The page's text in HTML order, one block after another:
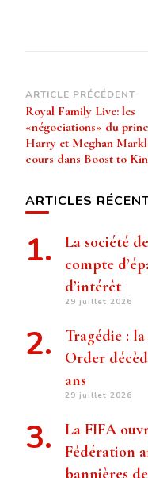
Navigation
d’article
ARTICLE PRÉCÉDENT
Royal Family Live: les
«négociations» du
Harry et Meghan
cours dans Boost to
ARTICLES
La société
compte
d’intérêt
29 juillet 2026
Tragédie :
Order
ans
29 juillet 2026
La FIFA
Fédération
bannières